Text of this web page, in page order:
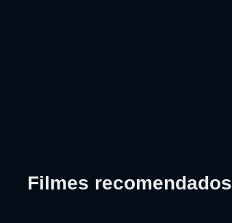
Filmes recomendados